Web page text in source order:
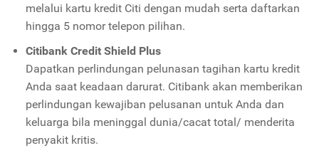
melalui kartu kredit Citi dengan mudah serta daftarkan
hingga 5 nomor telepon pilihan.
Citibank Credit Shield Plus
Dapatkan perlindungan pelunasan tagihan kartu kredit
Anda saat keadaan darurat. Citibank akan memberikan
perlindungan kewajiban pelusanan untuk Anda dan
keluarga bila meninggal dunia/cacat total/ menderita
penyakit kritis.